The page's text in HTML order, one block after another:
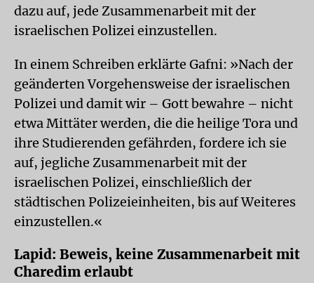
dazu auf, jede Zusammenarbeit mit der
israelischen Polizei einzustellen.
In einem Schreiben erklärte Gafni: »Nach der
geänderten Vorgehensweise der israelischen
Polizei und damit wir – Gott bewahre – nicht
etwa Mittäter werden, die die heilige Tora und
ihre Studierenden gefährden, fordere ich sie
auf, jegliche Zusammenarbeit mit der
israelischen Polizei, einschließlich der
städtischen Polizeieinheiten, bis auf Weiteres
einzustellen.«
Lapid: Beweis, keine Zusammenarbeit mit
Charedim erlaubt